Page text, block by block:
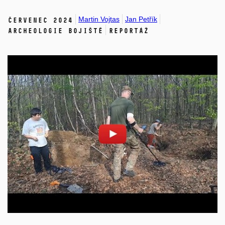
červenec 2024 Martin Vojtas Jan Petřík
Archeologie bojiště Reportáž